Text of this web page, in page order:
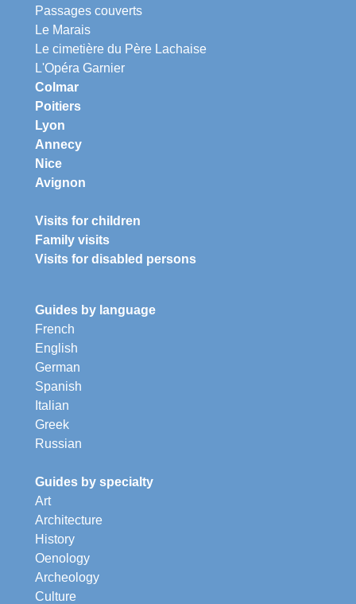
Passages couverts
Le Marais
Le cimetière du Père Lachaise
L'Opéra Garnier
Colmar
Poitiers
Lyon
Annecy
Nice
Avignon
Visits for children
Family visits
Visits for disabled persons
Guides by language
French
English
German
Spanish
Italian
Greek
Russian
Guides by specialty
Art
Architecture
History
Oenology
Archeology
Culture